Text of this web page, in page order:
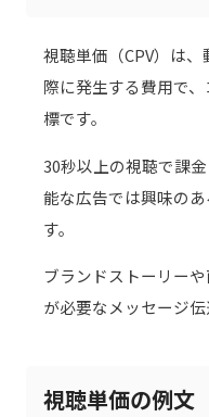
視聴単価（CPV）は
際に発生する費用で
標です。
30秒以上の視聴で課
能な広告では興味の
す。
ブランドストーリー
が必要なメッセージ伝
視聴単価の例文